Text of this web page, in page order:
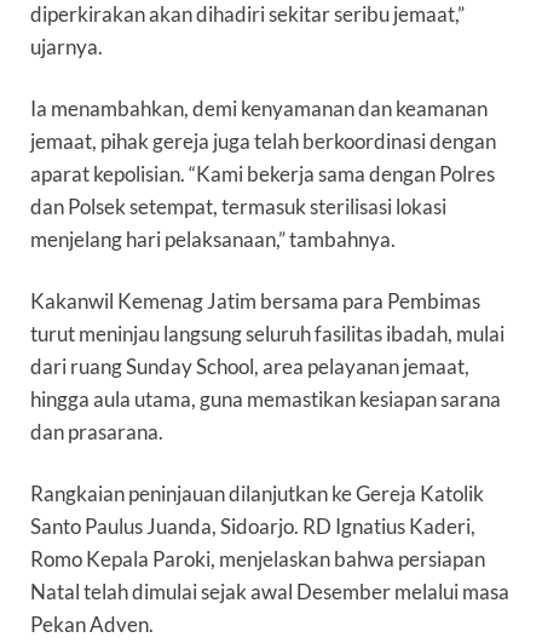
diperkirakan akan dihadiri sekitar seribu jemaat,”
ujarnya.
Ia menambahkan, demi kenyamanan dan keamanan
jemaat, pihak gereja juga telah berkoordinasi dengan
aparat kepolisian. “Kami bekerja sama dengan Polres
dan Polsek setempat, termasuk sterilisasi lokasi
menjelang hari pelaksanaan,” tambahnya.
Kakanwil Kemenag Jatim bersama para Pembimas
turut meninjau langsung seluruh fasilitas ibadah, mulai
dari ruang Sunday School, area pelayanan jemaat,
hingga aula utama, guna memastikan kesiapan sarana
dan prasarana.
Rangkaian peninjauan dilanjutkan ke Gereja Katolik
Santo Paulus Juanda, Sidoarjo. RD Ignatius Kaderi,
Romo Kepala Paroki, menjelaskan bahwa persiapan
Natal telah dimulai sejak awal Desember melalui masa
Pekan Adven.